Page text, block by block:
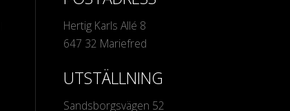
Hertig Karls Allé 8
647 32 Mariefred
UTSTÄLLNING
Sandsborgsvägen 52